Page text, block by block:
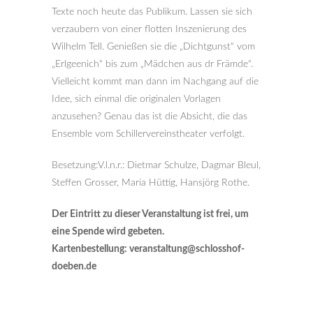
Texte noch heute das Publikum. Lassen sie sich
verzaubern von einer flotten Inszenierung des
Wilhelm Tell. Genießen sie die „Dichtgunst“ vom
„Erlgeenich“ bis zum „Mädchen aus dr Främde“.
Vielleicht kommt man dann im Nachgang auf die
Idee, sich einmal die originalen Vorlagen
anzusehen? Genau das ist die Absicht, die das
Ensemble vom Schillervereinstheater verfolgt.
Besetzung:V.l.n.r.: Dietmar Schulze, Dagmar Bleul,
Steffen Grosser, Maria Hüttig, Hansjörg Rothe.
Der Eintritt zu dieser Veranstaltung ist frei, um
eine Spende wird gebeten.
Kartenbestellung: veranstaltung@schlosshof-
doeben.de